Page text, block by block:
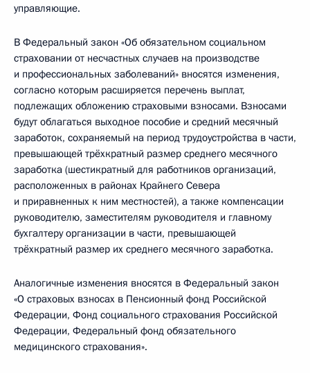
управляющие.
В Федеральный закон «Об обязательном социальном
страховании от несчастных случаев на производстве
и профессиональных заболеваний» вносятся изменения,
согласно которым расширяется перечень выплат,
подлежащих обложению страховыми взносами. Взносами
будут облагаться выходное пособие и средний месячный
заработок, сохраняемый на период трудоустройства в части,
превышающей трёхкратный размер среднего месячного
заработка (шестикратный для работников организаций,
расположенных в районах Крайнего Севера
и приравненных к ним местностей), а также компенсации
руководителю, заместителям руководителя и главному
бухгалтеру организации в части, превышающей
трёхкратный размер их среднего месячного заработка.
Аналогичные изменения вносятся в Федеральный закон
«О страховых взносах в Пенсионный фонд Российской
Федерации, Фонд социального страхования Российской
Федерации, Федеральный фонд обязательного
медицинского страхования».